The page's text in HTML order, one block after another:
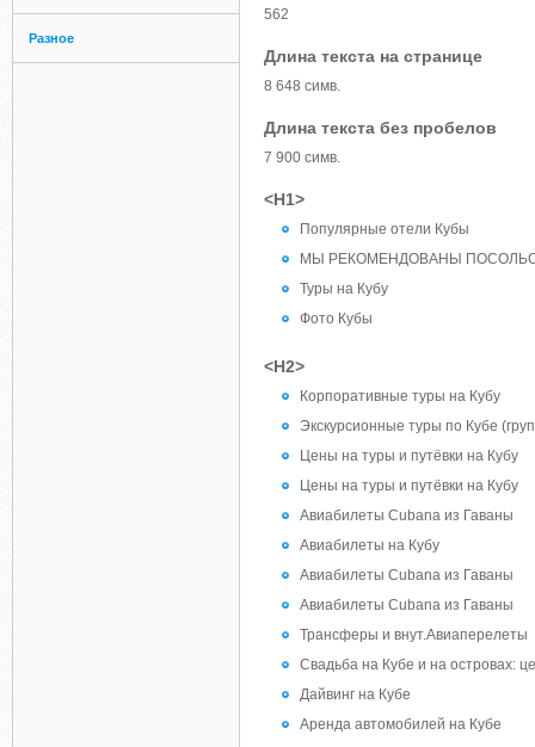
Разное
562
Длина текста на странице
8 648 симв.
Длина текста без пробелов
7 900 симв.
<H1>
Популярные отели Кубы
МЫ РЕКОМЕНДОВАНЫ
Туры на Кубу
Фото Кубы
<H2>
Корпоративные туры на Кубу
Экскурсионные туры по Кубе
Цены на туры и путёвки на Кубу
Цены на туры и путёвки на Кубу
Авиабилеты Сubana из Гаваны
Авиабилеты на Кубу
Авиабилеты Сubana из Гаваны
Авиабилеты Сubana из Гаваны
Трансферы и внут.Авиаперелеты
Свадьба на Кубе и на островах:
Дайвинг на Кубе
Аренда автомобилей на Кубе